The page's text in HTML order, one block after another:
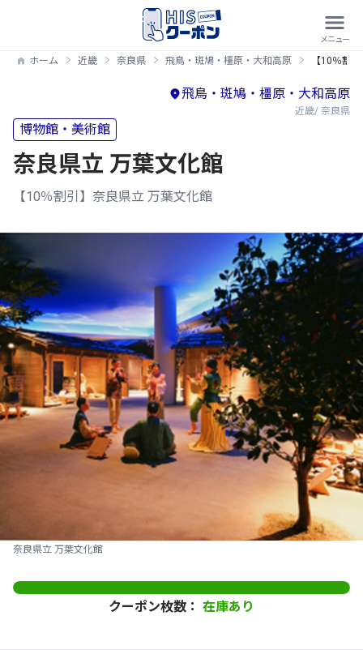
ホーム 近畿 奈良県 飛鳥・斑鳩・橿原・大和高原 【10％割
飛鳥・斑鳩・橿原・大和高原
近畿/ 奈良県
博物館・美術館
奈良県立 万葉文化館
【10％割引】奈良県立 万葉文化館
奈良県立 万葉文化館
クーポン枚数： 在庫あり